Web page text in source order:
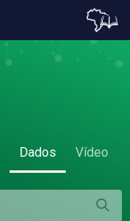
Dados Vídeo